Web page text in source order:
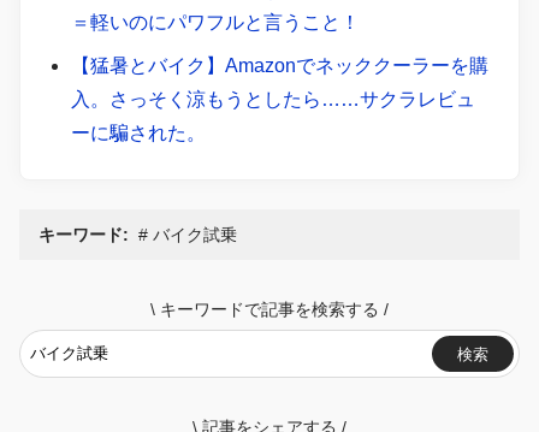
＝軽いのにパワフルと言うこと！
【猛暑とバイク】Amazonでネッククーラーを購
入。さっそく涼もうとしたら……サクラレビュ
ーに騙された。
キーワード: バイク試乗
\ キーワードで記事を検索する /
検索
\ 記事をシェアする /